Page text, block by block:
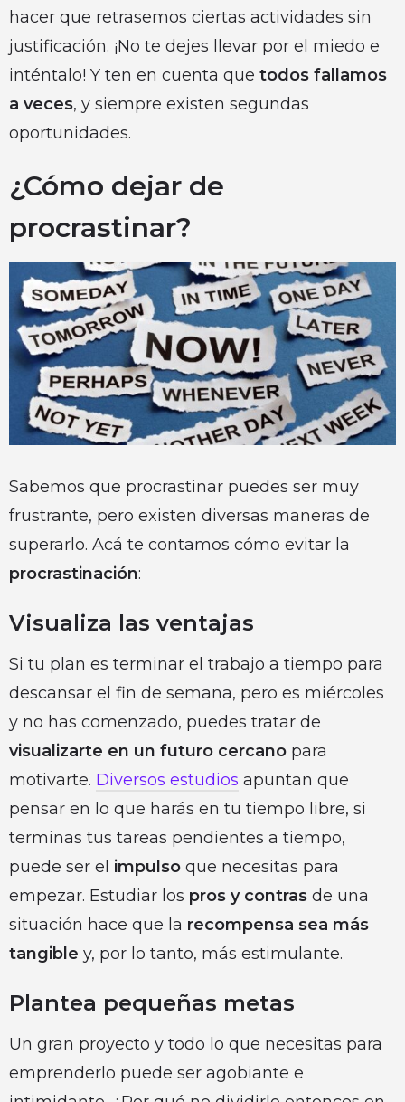
hacer que retrasemos ciertas actividades sin
justificación. ¡No te dejes llevar por el miedo e
inténtalo! Y ten en cuenta que todos fallamos
a veces, y siempre existen segundas
oportunidades.
¿Cómo dejar de
procrastinar?
Sabemos que procrastinar puedes ser muy
frustrante, pero existen diversas maneras de
superarlo. Acá te contamos cómo evitar la
procrastinación:
Visualiza las ventajas
Si tu plan es terminar el trabajo a tiempo para
descansar el fin de semana, pero es miércoles
y no has comenzado, puedes tratar de
visualizarte en un futuro cercano para
motivarte. Diversos estudios apuntan que
pensar en lo que harás en tu tiempo libre, si
terminas tus tareas pendientes a tiempo,
puede ser el impulso que necesitas para
empezar. Estudiar los pros y contras de una
situación hace que la recompensa sea más
tangible y, por lo tanto, más estimulante.
Plantea pequeñas metas
Un gran proyecto y todo lo que necesitas para
emprenderlo puede ser agobiante e